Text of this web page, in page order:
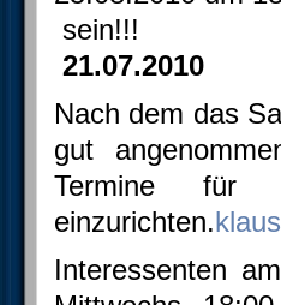
sein!!!
21.07.2010
Nach dem das
gut
Termine für
einzurichten.
Interessenten